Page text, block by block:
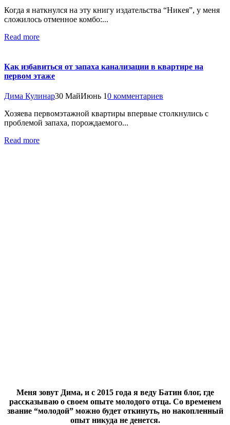
Когда я наткнулся на эту книгу издательства “Никея”, у меня
сложилось отменное комбо:...
Read more
Как избавиться от запаха канализации в квартире на
первом этаже
Дима Кулинар30 МайИюнь 10 комментариев
Хозяева первомэтажной квартиры впервые столкнулись с
проблемой запаха, порождаемого...
Read more
Меня зовут Дима, и с 2015 года я веду Батин блог, где
рассказываю о своем опыте молодого отца. Со временем
звание “молодой” можно будет откинуть, но накопленный
опыт никуда не денется.